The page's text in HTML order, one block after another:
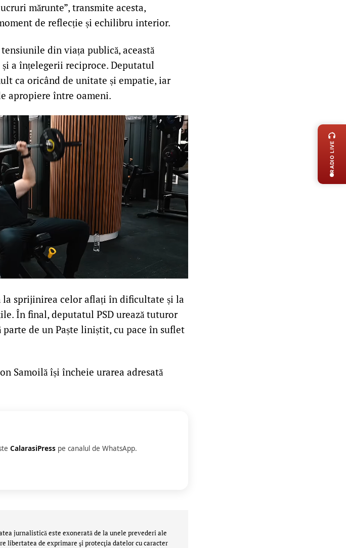
mărunte”, transmite acesta,
de reflecție și echilibru interior.
din viața publică, această
a înțelegerii reciproce. Deputatul
ca oricând de unitate și empatie, iar
apropiere între oameni.
la sprijinirea celor aflați în dificultate și la
În final, deputatul PSD urează tuturor
de un Paște liniștit, cu pace în suflet
Samoilă își încheie urarea adresată
CalarasiPress pe canalul de WhatsApp.
jurnalistică este exonerată de la unele prevederi ale
libertatea de exprimare şi protecţia datelor cu caracter
RADIO LIVE